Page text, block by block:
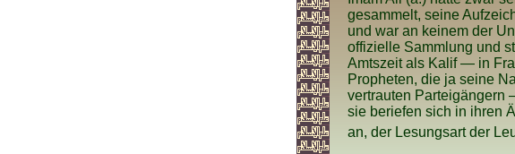
gesammelt, seine
und war an keinem der
offizielle Sammlung und
Amtszeit als Kalif — in
Propheten, die ja seine
vertrauten Parteigängern
sie beriefen sich in ihren
an, der Lesungsart der